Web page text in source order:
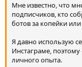
Мне известно, что
подписчиков, кто
ботов за копейки или
Я давно использую
Инстаграме,
личного опыта.